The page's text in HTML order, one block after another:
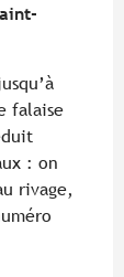
falaise
: on
rivage,